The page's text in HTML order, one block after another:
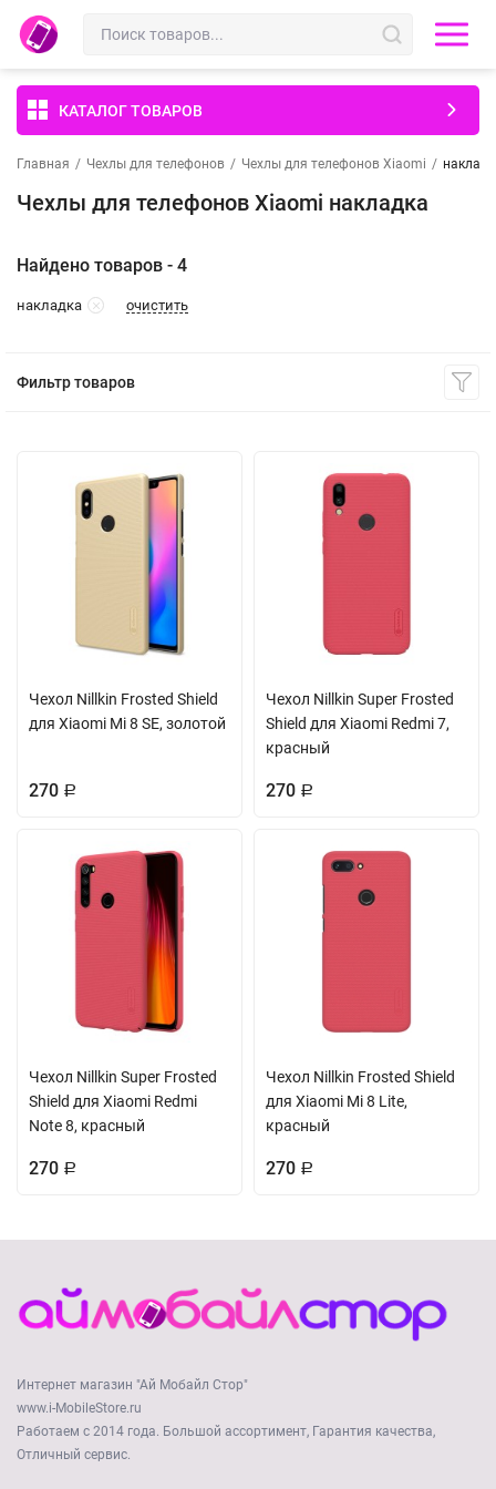
КАТАЛОГ ТОВАРОВ
Главная / Чехлы для телефонов / Чехлы для телефонов Xiaomi /
Чехлы для телефонов Xiaomi накладка
Найдено товаров - 4
накладка очистить
Фильтр товаров
Чехол Nillkin Frosted Shield
для Xiaomi Mi 8 SE, золотой
270 Р
Чехол Nillkin Super Frosted
Shield для Xiaomi Redmi 7,
красный
270 Р
Чехол Nillkin Super Frosted
Shield для Xiaomi Redmi
Note 8, красный
270 Р
Чехол Nillkin Frosted Shield
для Xiaomi Mi 8 Lite,
красный
270 Р
Интернет магазин "Ай Мобайл Стор"
www.i-MobileStore.ru
Работаем с 2014 года. Большой ассортимент, Гарантия качества,
Отличный сервис.